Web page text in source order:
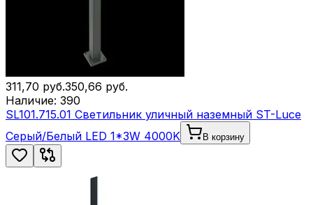
311,70 руб.350,66 руб.
Наличие: 390
SL101.715.01 Светильник уличный наземный ST-Luce
Серый/Белый LED 1*3W 4000K
В корзину